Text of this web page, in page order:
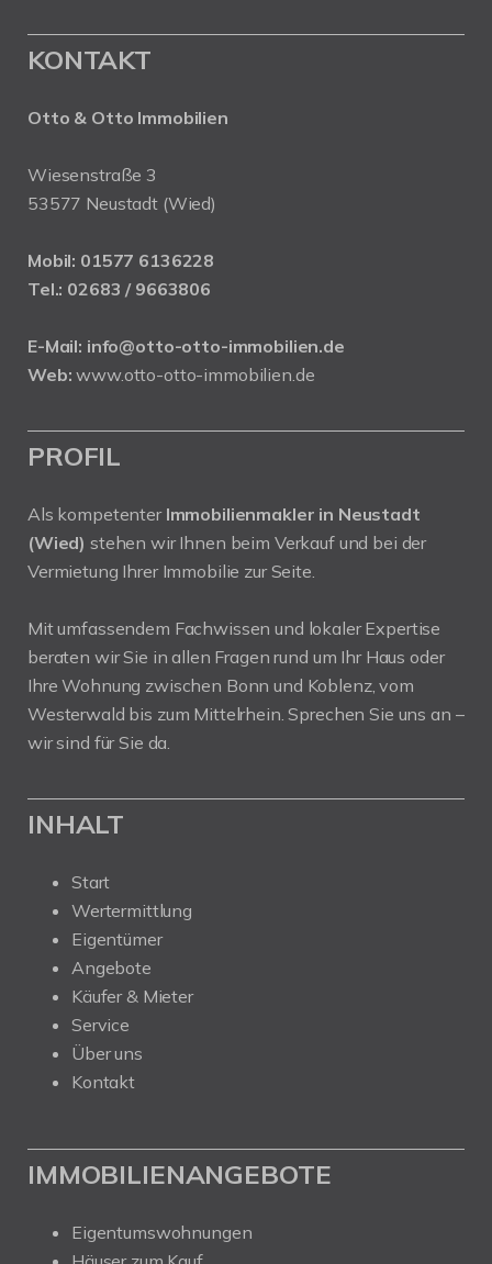
KONTAKT
Otto & Otto Immobilien
Wiesenstraße 3
53577 Neustadt (Wied)
Mobil: 01577 6136228
Tel.: 02683 / 9663806
E-Mail: info@otto-otto-immobilien.de
Web: www.otto-otto-immobilien.de
PROFIL
Als kompetenter Immobilienmakler in Neustadt
(Wied) stehen wir Ihnen beim Verkauf und bei der
Vermietung Ihrer Immobilie zur Seite.
Mit umfassendem Fachwissen und lokaler Expertise
beraten wir Sie in allen Fragen rund um Ihr Haus oder
Ihre Wohnung zwischen Bonn und Koblenz, vom
Westerwald bis zum Mittelrhein. Sprechen Sie uns an –
wir sind für Sie da.
INHALT
Start
Wertermittlung
Eigentümer
Angebote
Käufer & Mieter
Service
Über uns
Kontakt
IMMOBILIENANGEBOTE
Eigentumswohnungen